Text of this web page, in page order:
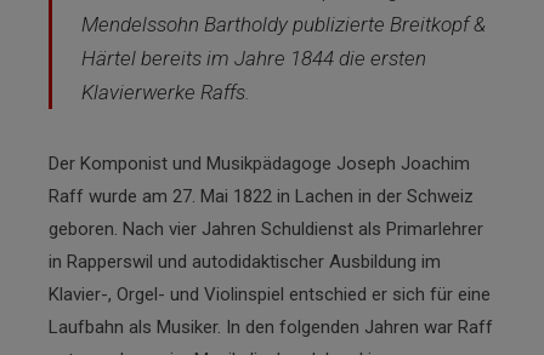
Mendelssohn Bartholdy publizierte Breitkopf &
Härtel bereits im Jahre 1844 die ersten
Klavierwerke Raffs.
Der Komponist und Musikpädagoge Joseph Joachim
Raff wurde am 27. Mai 1822 in Lachen in der Schweiz
geboren. Nach vier Jahren Schuldienst als Primarlehrer
in Rapperswil und autodidaktischer Ausbildung im
Klavier-, Orgel- und Violinspiel entschied er sich für eine
Laufbahn als Musiker. In den folgenden Jahren war Raff